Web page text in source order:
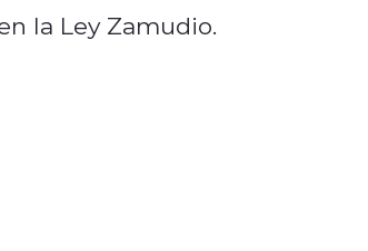
la Ley Zamudio.